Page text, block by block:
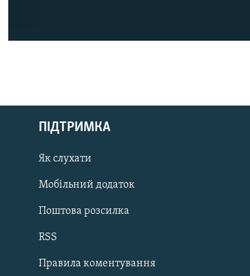
РУС
ДОЛУЧАЙСЯ!
ПІДТРИМКА
Як слухати
Мобільний додаток
Поштова розсилка
RSS
Правила коментування